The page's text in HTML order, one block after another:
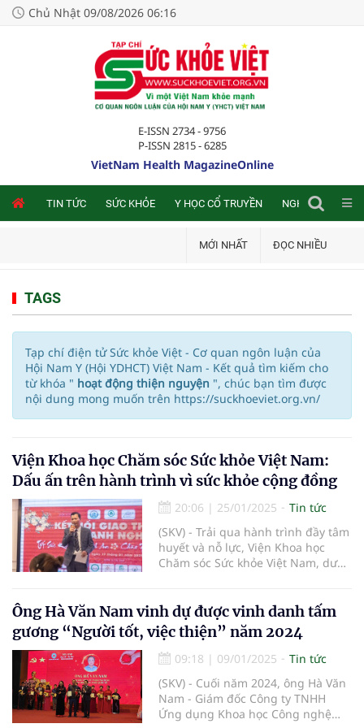
Chủ Nhật 09/08/2026 06:16
E-ISSN 2734 - 9756
P-ISSN 2815 - 6285
VietNam Health MagazineOnline
TIN TỨC SỨC KHỎE Y HỌC CỔ TRUYỀN NGHIÊN CỨU
MỚI NHẤT ĐỌC NHIỀU
TAGS
Tạp chí điện tử Sức khỏe Việt - Cơ quan ngôn luận của
Hội Nam Y (Hội YDHCT) Việt Nam - Kết quả tìm kiếm cho
từ khóa " hoạt động thiện nguyện ", chúc bạn tìm được
nội dung mong muốn trên https://suckhoeviet.org.vn/
Viện Khoa học Chăm sóc Sức khỏe Việt Nam:
Dấu ấn trên hành trình vì sức khỏe cộng đồng
20:06 | 25/01/2025
Tin tức
(SKV) - Trải qua hành trình đầy tâm
huyết và nỗ lực, Viện Khoa học
Chăm sóc Sức khỏe Việt Nam, dưới
hàng loạt thành tựu đáng tự hào.
Là một nhà lãnh đạo tâm huyết,
Thạc sĩ Quý mang đến tầm nhìn
chiến lược và truyền cảm hứng
mạnh mẽ về giá trị nhân văn trong
chăm sóc sức khỏe. Viện là nơi hội
tụ của tri thức và y đức, đồng thời
trở thành biểu tượng của khát
Ông Hà Văn Nam vinh dự được vinh danh tấm
gương “Người tốt, việc thiện” năm 2024
09:18 | 09/01/2025
Tin tức
(SKV) - Cuối năm 2024, ông Hà Văn
Nam - Giám đốc Công ty TNHH
Ứng dụng Khoa học Công nghệ